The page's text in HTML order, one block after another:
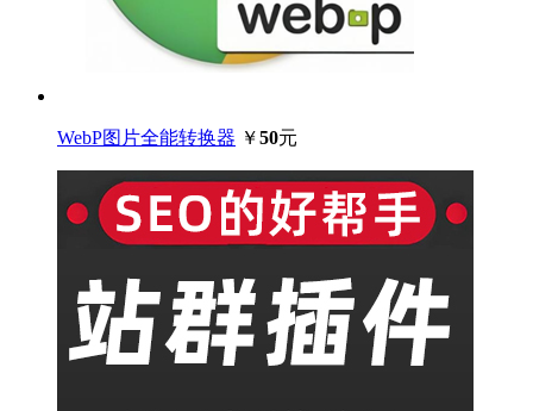
WebP图片全能转换器 ￥50元